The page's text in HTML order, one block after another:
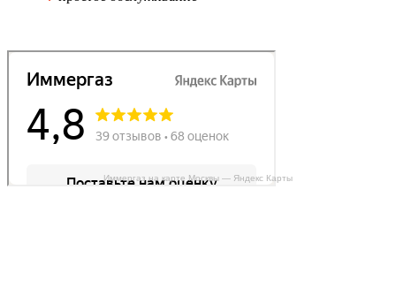
Иммергаз на карте Москвы — Яндекс Карты